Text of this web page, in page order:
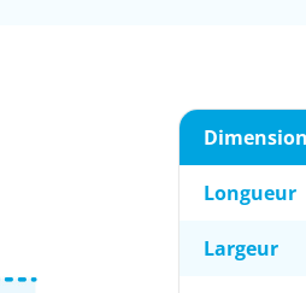
Longueur
Largeur